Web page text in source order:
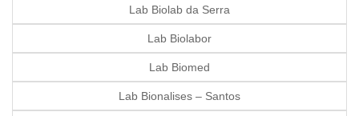
Lab Biolab da Serra
Lab Biolabor
Lab Biomed
Lab Bionalises – Santos